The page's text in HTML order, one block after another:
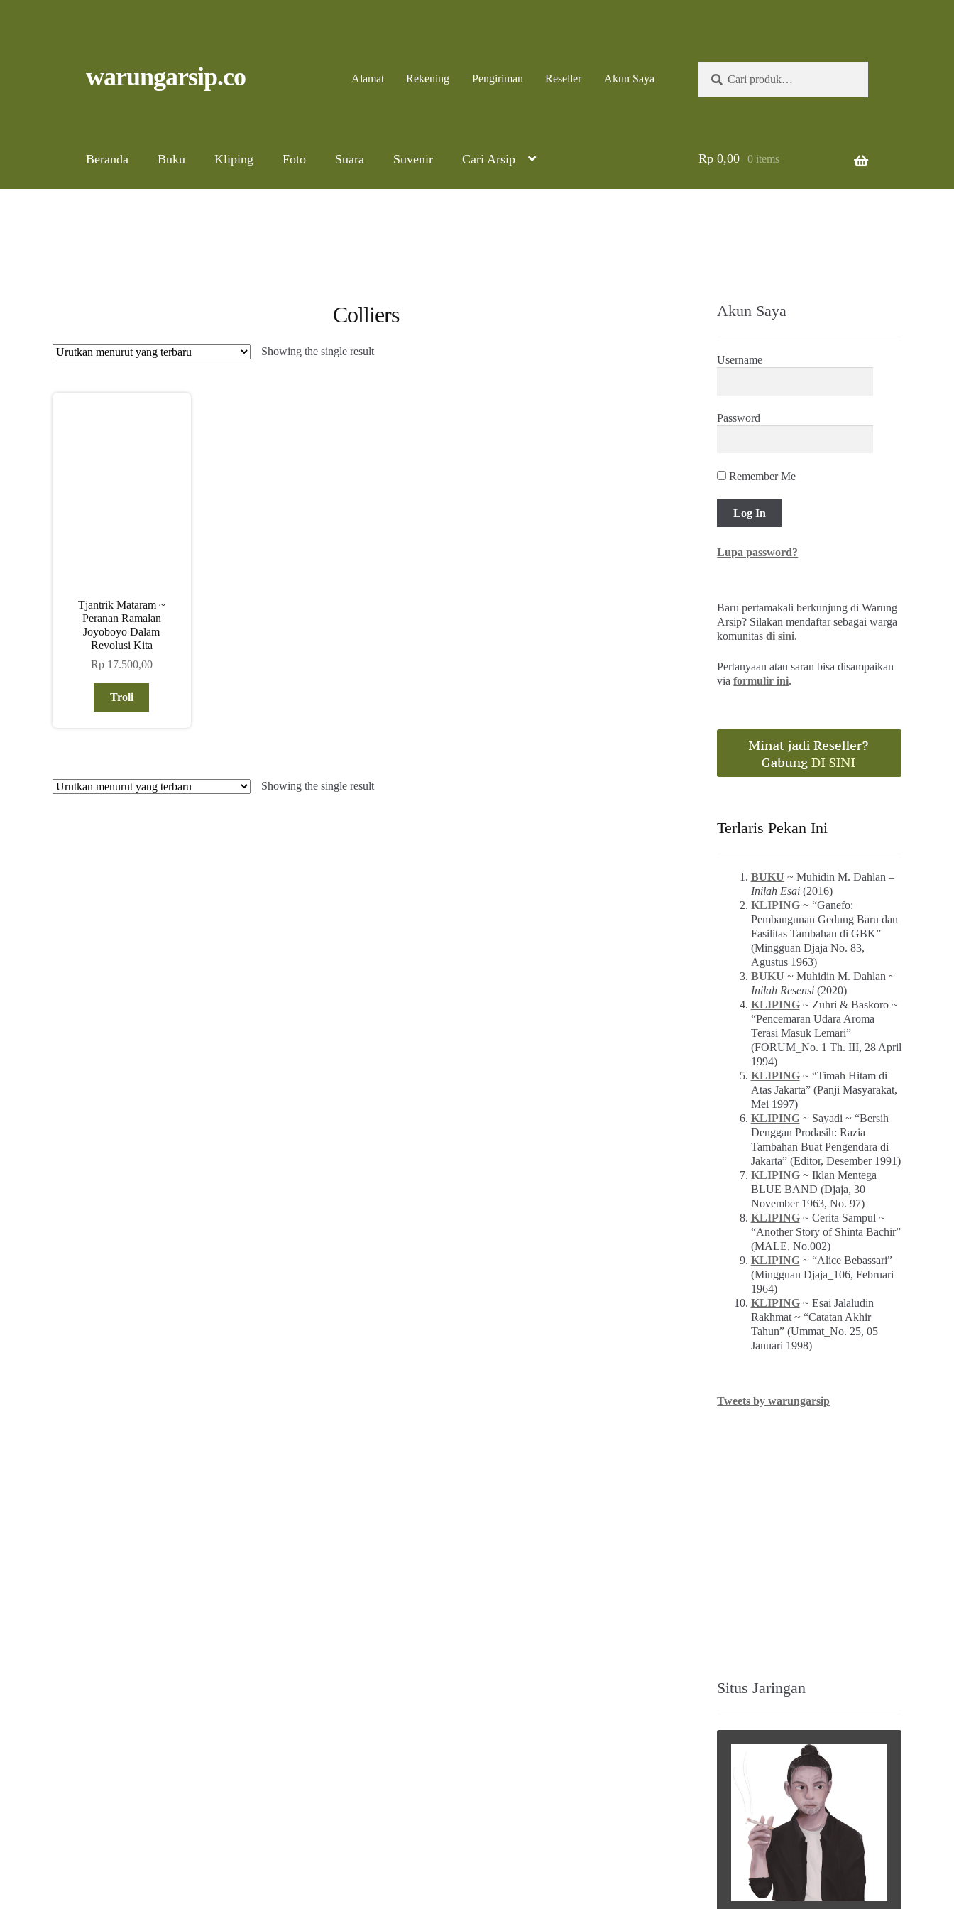
to
to
warungarsip.co Alamat Rekening Pengiriman Reseller Akun Saya
untuk:
Beranda Buku Kliping Foto Suara Suvenir Cari Arsip Rp0,00 0 items
Colliers
Showing the single result
Tjantrik Mataram ~
Peranan Ramalan
Joyoboyo Dalam
Revolusi Kita
Rp17.500,00
Troli
Showing the single result
Akun Saya
Username
Password
Remember Me
Lupa password?
Baru pertamakali berkunjung di Warung
Arsip? Silakan mendaftar sebagai warga
komunitasdi sini.
Pertanyaan atau saran bisa disampaikan
viaformulir ini.
Terlaris Pekan Ini
BUKU ~ Muhidin M. Dahlan –
Inilah Esai(2016)
KLIPING~ “Ganefo:
Pembangunan Gedung Baru dan
Fasilitas Tambahan di GBK”
(Mingguan Djaja No. 83,
Agustus 1963)
BUKU ~ Muhidin M. Dahlan ~
Inilah Resensi(2020)
KLIPING~ Zuhri & Baskoro ~
“Pencemaran Udara Aroma
Terasi Masuk Lemari”
(FORUM_No. 1 Th. III, 28 April
1994)
KLIPING~ “Timah Hitam di
Atas Jakarta” (Panji Masyarakat,
Mei 1997)
KLIPING~ Sayadi ~ “Bersih
Denggan Prodasih: Razia
Tambahan Buat Pengendara di
Jakarta” (Editor, Desember 1991)
KLIPING~ Iklan Mentega
BLUE BAND (Djaja, 30
November 1963, No. 97)
KLIPING~ Cerita Sampul ~
“Another Story of Shinta Bachir”
(MALE, No.002)
KLIPING~ “Alice Bebassari”
(Mingguan Djaja_106, Februari
1964)
KLIPING~ Esai Jalaludin
Rakhmat ~ “Catatan Akhir
Tahun” (Ummat_No. 25, 05
Januari 1998)
Tweets by warungarsip
Situs Jaringan